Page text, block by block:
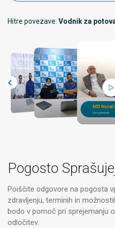
Hitre povezave: Vodnik za
Pogosto
Poiščite odgovore na pogosta
zdravljenju, terminih in
bodo v pomoč pri sprejemanju
odločitev.